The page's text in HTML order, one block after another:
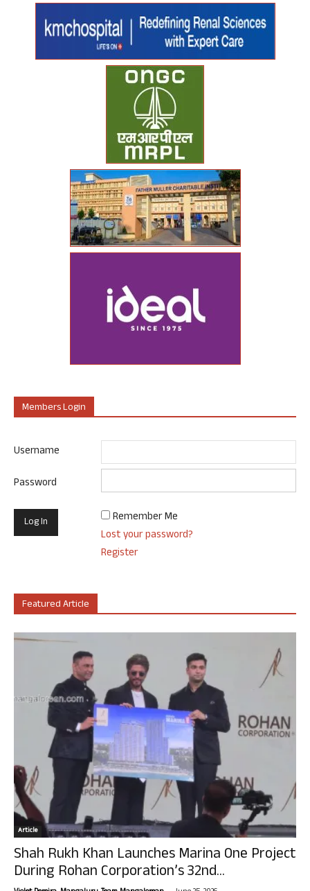
Members Login
Username
Password
Remember Me
Lost your password?
Register
Featured Article
Article
Shah Rukh Khan Launches Marina One Project
During Rohan Corporation’s 32nd...